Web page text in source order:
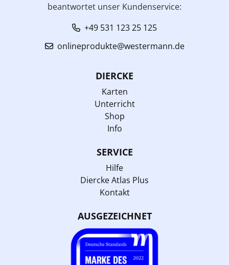
beantwortet unser Kundenservice:
+49 531 123 25 125
onlineprodukte@westermann.de
DIERCKE
Karten
Unterricht
Shop
Info
SERVICE
Hilfe
Diercke Atlas Plus
Kontakt
AUSGEZEICHNET